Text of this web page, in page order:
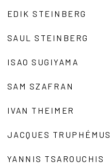
EDIK STEINBERG
SAUL STEINBERG
ISAO SUGIYAMA
SAM SZAFRAN
IVAN THEIMER
JACQUES TRUPHÉMUS
YANNIS TSAROUCHIS